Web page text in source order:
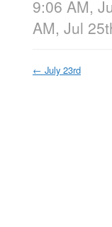
9:06 AM,
AM, Jul
← July 23rd